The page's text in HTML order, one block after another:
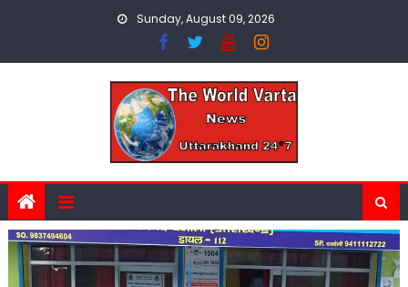
Sunday, August 09, 2026